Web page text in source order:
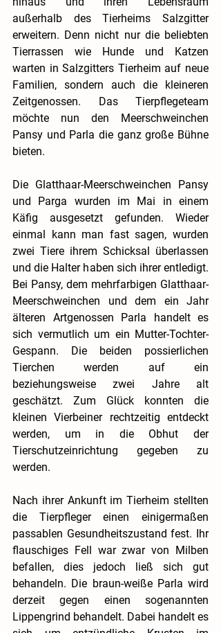
außerhalb des Tierheims Salzgitter
erweitern. Denn nicht nur die beliebten
Tierrassen wie Hunde und Katzen
warten in Salzgitters Tierheim auf neue
Familien, sondern auch die kleineren
Zeitgenossen. Das Tierpflegeteam
möchte nun den Meerschweinchen
Pansy und Parla die ganz große Bühne
bieten.
Die Glatthaar-Meerschweinchen Pansy
und Parga wurden im Mai in einem
Käfig ausgesetzt gefunden. Wieder
einmal kann man fast sagen, wurden
zwei Tiere ihrem Schicksal überlassen
und die Halter haben sich ihrer entledigt.
Bei Pansy, dem mehrfarbigen Glatthaar-
Meerschweinchen und dem ein Jahr
älteren Artgenossen Parla handelt es
sich vermutlich um ein Mutter-Tochter-
Gespann. Die beiden possierlichen
Tierchen werden auf ein
beziehungsweise zwei Jahre alt
geschätzt. Zum Glück konnten die
kleinen Vierbeiner rechtzeitig entdeckt
werden, um in die Obhut der
Tierschutzeinrichtung gegeben zu
werden.
Nach ihrer Ankunft im Tierheim stellten
die Tierpfleger einen einigermaßen
passablen Gesundheitszustand fest. Ihr
flauschiges Fell war zwar von Milben
befallen, dies jedoch ließ sich gut
behandeln. Die braun-weiße Parla wird
derzeit gegen einen sogenannten
Lippengrind behandelt. Dabei handelt es